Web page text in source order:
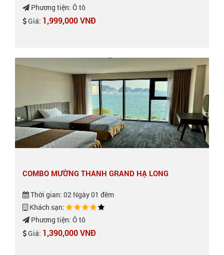
Phương tiện: Ô tô
Giá: 1,999,000 VNĐ
COMBO MƯỜNG THANH GRAND HẠ LONG
Thời gian: 02 Ngày 01 đêm
Khách sạn:
Phương tiện: Ô tô
Giá: 1,390,000 VNĐ